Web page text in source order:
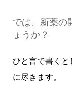
では、新薬の
ょうか？
ひと言で書く
に尽きます。